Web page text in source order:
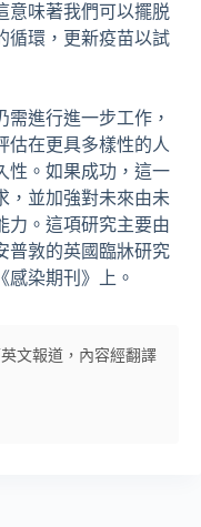
意味著我們可以擺脱
循環，更新疫苗以試
進行進一步工作，
估在更具多樣性的人
性。如果成功，這一
，並加強對未來由未
力。這項研究主要由
普敦的英國臨牀研究
感染期刊》上。
文報道，內容經翻譯